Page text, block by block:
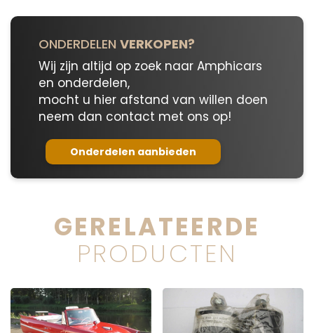
ONDERDELEN VERKOPEN?
Wij zijn altijd op zoek naar Amphicars
en onderdelen,
mocht u hier afstand van willen doen
neem dan contact met ons op!
Onderdelen aanbieden
GERELATEERDE
PRODUCTEN